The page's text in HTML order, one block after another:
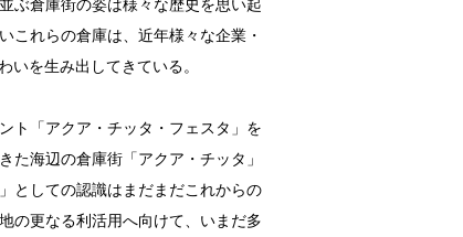
ぶ倉庫街の姿は様々な歴史を思い起
これらの倉庫は、近年様々な企業・
いを生み出してきている。
ト「アクア・チッタ・フェスタ」を
た海辺の倉庫街「アクア・チッタ」
としての認識はまだまだこれからの
の更なる利活用へ向けて、いまだ多